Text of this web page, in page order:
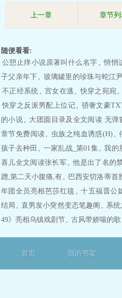
上一章 章节列
随便看看:
公憩止痒小说原著叫什么名字 , 悄悄
子父亲年下 , 玻璃罐里的珍珠与蛇江
不正经系统 , 宫女在逃 , 快穿之宛宛 ,
快穿之反派男配上位记 , 骄奢文豪
的小说 , 大团圆目录及全文阅读 无弹
章节免费阅读 , 虫族之纯血诱惑(H) ,
孩子去种田 , 一家乱战_第01集 , 我的
喜儿全文阅读张长军 , 他是出了名的
蹭,第二天小腹痛,有 , 巴西安切洛蒂首
年团全员亮相芭莎红毯 , 十五福晋公
结局 , 直男发小突然变态笔趣阁 , 系
49》亮相乌镇戏剧节 , 古风带娇喘的歌
首页 我的书架